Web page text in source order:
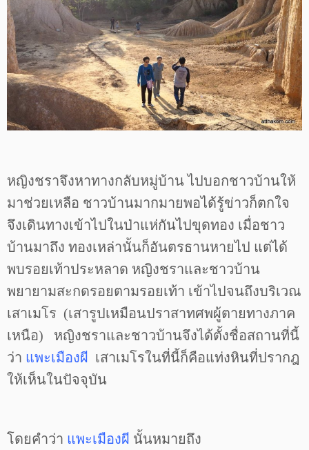
หญิงชราจึงหาทางกลับหมู่บ้าน ไปบอกชาวบ้านให้
มาช่วยเหลือ ชาวบ้านมากมายพอได้รู้ข่าวก็ตกใจ
จึงเดินทางเข้าไปในป่าแห่กันไปขุดทอง เมื่อชาว
บ้านมาถึง ทองเหล่านั้นก็อันตรธานหายไป แต่ได้
พบรอยเท้าประหลาด หญิงชราและชาวบ้าน
พยายามสะกดรอยตามรอยเท้า เข้าไปจนถึงบริเวณ
เสาเมโร (เสารูปเหมือนปราสาทศพผู้ตายทางภาค
เหนือ) หญิงชราและชาวบ้านจึงได้ตั้งชื่อสถานที่นี้
ว่า แพะเมืองผี เสาเมโรในที่นี้ก็คือแท่งหินที่ปรากฎ
ให้เห็นในปัจจุบัน
โดยคำว่า แพะเมืองผี นั้นหมายถึง